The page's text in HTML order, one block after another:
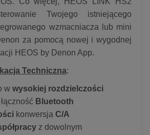
Twojego istniejącego
wzmacniacza lub mini
za pomocą nowej i wygodnej
HEOS by Denon App.
Techniczna:
w wysokiej rozdzielczości
Bluetooth
konwersja C/A
z dowolnym